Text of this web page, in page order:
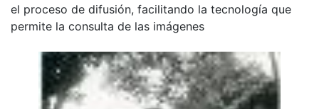
el proceso de difusión, facilitando la tecnología que
permite la consulta de las imágenes